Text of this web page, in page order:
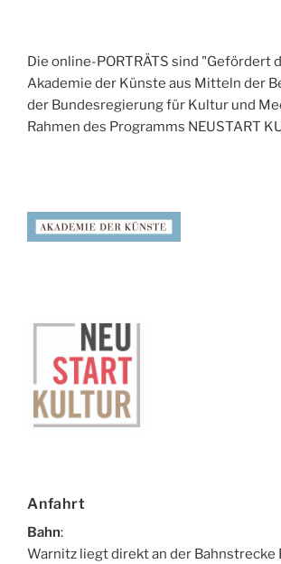
Die online-PORTRÄTS sind "Gefördert
Akademie der Künste aus Mitteln der
der Bundesregierung für Kultur und
Rahmen des Programms NEUSTART
Anfahrt
Bahn:
Warnitz liegt direkt an der Bahnstrecke